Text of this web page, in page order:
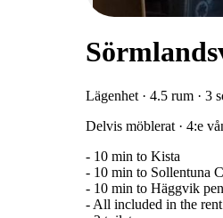
Lägenhet · 4.5 rum · 3
Delvis möblerat · 4:e
- 10 min to Kista
- 10 min to Sollentuna C
- 10 min to Häggvik
- All included in the rent